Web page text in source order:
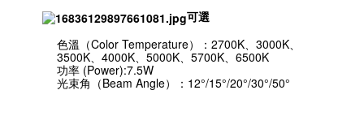
可選
色溫（Color Temperature）：2700K、3000K、
3500K、4000K、5000K、5700K、6500K
功率 (Power):7.5W
光束角（Beam Angle）：12°/15°/20°/30°/50°